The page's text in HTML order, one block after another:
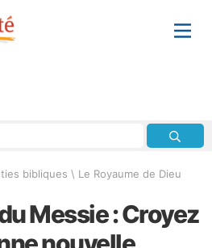
bibliques \ Le Royaume de Dieu
Messie : Croyez